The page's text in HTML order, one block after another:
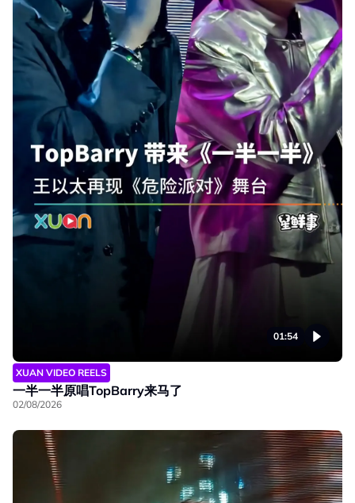
01:54
XUAN VIDEO REELS
一半一半原唱TopBarry来马了
02/08/2026